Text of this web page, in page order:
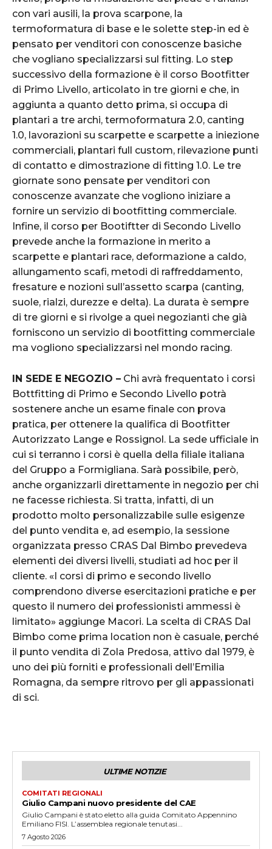
con vari ausili, la prova scarpone, la
termoformatura di base e le solette step-in ed è
pensato per venditori con conoscenze basiche
che vogliano specializzarsi sul fitting. Lo step
successivo della formazione è il corso Bootfitter
di Primo Livello, articolato in tre giorni e che, in
aggiunta a quanto detto prima, si occupa di
plantari a tre archi, termoformatura 2.0, canting
1.0, lavorazioni su scarpette e scarpette a iniezione
commerciali, plantari full custom, rilevazione punti
di contatto e dimostrazione di fitting 1.0. Le tre
giornate sono pensate per venditori con
conoscenze avanzate che vogliono iniziare a
fornire un servizio di bootfitting commerciale.
Infine, il corso per Bootiftter di Secondo Livello
prevede anche la formazione in merito a
scarpette e plantari race, deformazione a caldo,
allungamento scafi, metodi di raffreddamento,
fresature e nozioni sull’assetto scarpa (canting,
suole, rialzi, durezze e delta). La durata è sempre
di tre giorni e si rivolge a quei negozianti che già
forniscono un servizio di bootfitting commerciale
ma vogliono specializzarsi nel mondo racing.
IN SEDE E NEGOZIO – Chi avrà frequentato i corsi
Bottfitting di Primo e Secondo Livello potrà
sostenere anche un esame finale con prova
pratica, per ottenere la qualifica di Bootfitter
Autorizzato Lange e Rossignol. La sede ufficiale in
cui si terranno i corsi è quella della filiale italiana
del Gruppo a Formigliana. Sarà possibile, però,
anche organizzarli direttamente in negozio per chi
ne facesse richiesta. Si tratta, infatti, di un
prodotto molto personalizzabile sulle esigenze
del punto vendita e, ad esempio, la sessione
organizzata presso CRAS Dal Bimbo prevedeva
elementi dei diversi livelli, studiati ad hoc per il
cliente. «I corsi di primo e secondo livello
comprendono diverse esercitazioni pratiche e per
questo il numero dei professionisti ammessi è
limitato» aggiunge Macori. La scelta di CRAS Dal
Bimbo come prima location non è casuale, perché
il punto vendita di Zola Predosa, attivo dal 1979, è
uno dei più forniti e professionali dell’Emilia
Romagna, da sempre ritrovo per gli appassionati
di sci.
ULTIME NOTIZIE
COMITATI REGIONALI
Giulio Campani nuovo presidente del CAE
Giulio Campani è stato eletto alla guida Comitato Appennino
Emiliano FISI. L’assemblea regionale tenutasi...
7 Agosto 2026